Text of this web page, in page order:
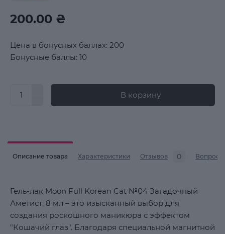
200.00 ₴
Цена в бонусных баллах: 200
Бонусные баллы: 10
В корзину
Описание товара Характеристики Отзывов 0 Вопросы
Гель-лак Moon Full Korean Cat №04 Загадочный
Аметист, 8 мл – это изысканный выбор для
создания роскошного маникюра с эффектом
"Кошачий глаз". Благодаря специальной магнитной